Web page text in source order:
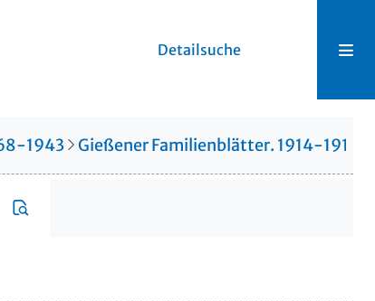
Detailsuche
1943 Gießener Familienblätter. 1914-1914